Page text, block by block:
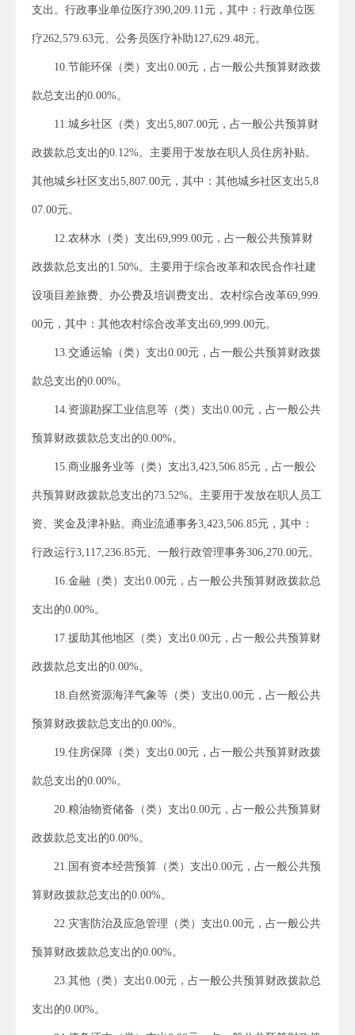
支出。行政事业单位医疗390,209.11元，其中：行政单位医
疗262,579.63元、公务员医疗补助127,629.48元。
10.节能环保（类）支出0.00元，占一般公共预算财政拨
款总支出的0.00%。
11.城乡社区（类）支出5,807.00元，占一般公共预算财
政拨款总支出的0.12%。主要用于发放在职人员住房补贴。
其他城乡社区支出5,807.00元，其中：其他城乡社区支出5,8
07.00元。
12.农林水（类）支出69,999.00元，占一般公共预算财
政拨款总支出的1.50%。主要用于综合改革和农民合作社建
设项目差旅费、办公费及培训费支出。农村综合改革69,999.
00元，其中：其他农村综合改革支出69,999.00元。
13.交通运输（类）支出0.00元，占一般公共预算财政拨
款总支出的0.00%。
14.资源勘探工业信息等（类）支出0.00元，占一般公共
预算财政拨款总支出的0.00%。
15.商业服务业等（类）支出3,423,506.85元，占一般公
共预算财政拨款总支出的73.52%。主要用于发放在职人员工
资、奖金及津补贴。商业流通事务3,423,506.85元，其中：
行政运行3,117,236.85元、一般行政管理事务306,270.00元。
16.金融（类）支出0.00元，占一般公共预算财政拨款总
支出的0.00%。
17.援助其他地区（类）支出0.00元，占一般公共预算财
政拨款总支出的0.00%。
18.自然资源海洋气象等（类）支出0.00元，占一般公共
预算财政拨款总支出的0.00%。
19.住房保障（类）支出0.00元，占一般公共预算财政拨
款总支出的0.00%。
20.粮油物资储备（类）支出0.00元，占一般公共预算财
政拨款总支出的0.00%。
21.国有资本经营预算（类）支出0.00元，占一般公共预
算财政拨款总支出的0.00%。
22.灾害防治及应急管理（类）支出0.00元，占一般公共
预算财政拨款总支出的0.00%。
23.其他（类）支出0.00元，占一般公共预算财政拨款总
支出的0.00%。